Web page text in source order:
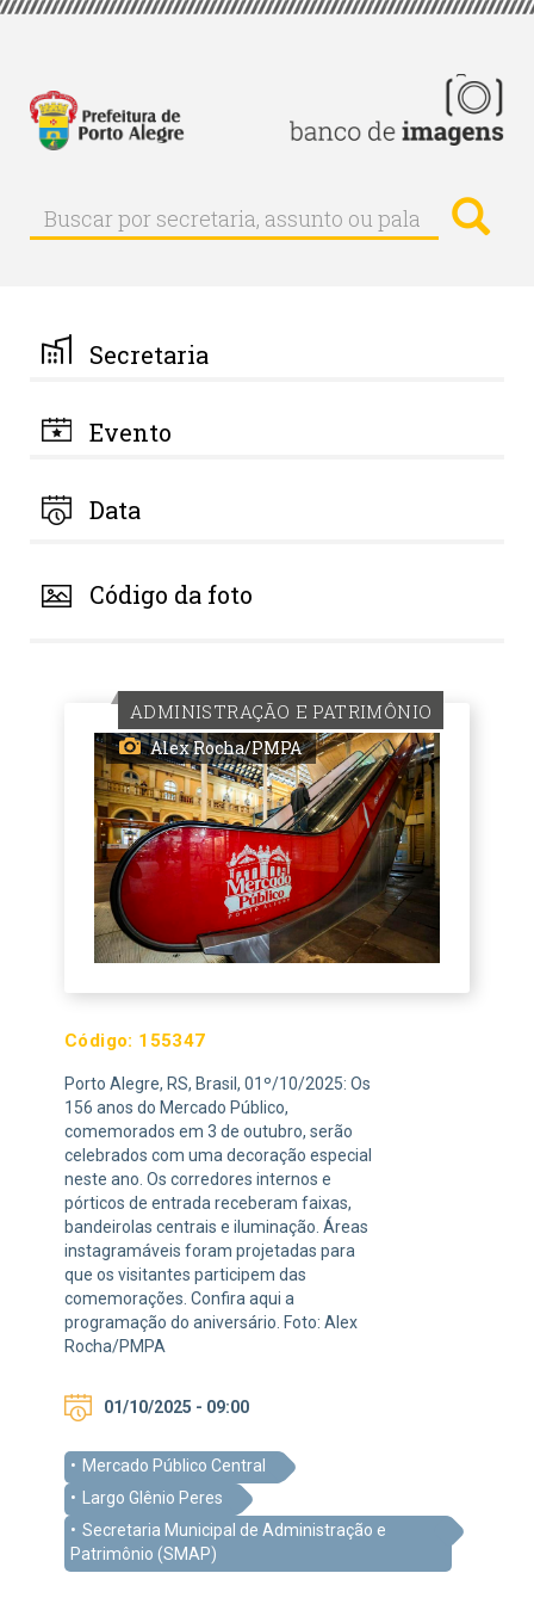
Pular
principal
Buscar
Buscar
por
palavra-
chave
Secretaria
Evento
Data
Código da foto
ADMINISTRAÇÃO E PATRIMÔNIO
Alex Rocha/PMPA
Código: 155347
Porto Alegre, RS, Brasil, 01º/10/2025: Os
156 anos do Mercado Público,
comemorados em 3 de outubro, serão
celebrados com uma decoração especial
neste ano. Os corredores internos e
pórticos de entrada receberam faixas,
bandeirolas centrais e iluminação. Áreas
instagramáveis foram projetadas para
que os visitantes participem das
comemorações. Confira aqui a
programação do aniversário. Foto: Alex
Rocha/PMPA
01/10/2025 - 09:00
Mercado Público Central
Largo Glênio Peres
Secretaria Municipal de Administração e
Patrimônio (SMAP)